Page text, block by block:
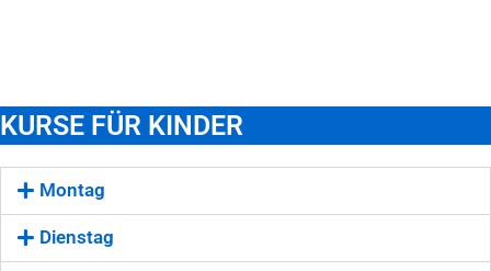
KURSE FÜR KINDER
Montag
Dienstag